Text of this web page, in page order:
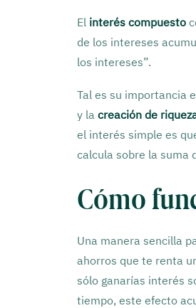
El interés compuesto
de los intereses
los intereses”.
Tal es su importancia
y la creación de
el interés simple es
calcula sobre la suma
Cómo
Una manera sencilla
ahorros que te renta
sólo ganarías interés
tiempo, este efecto